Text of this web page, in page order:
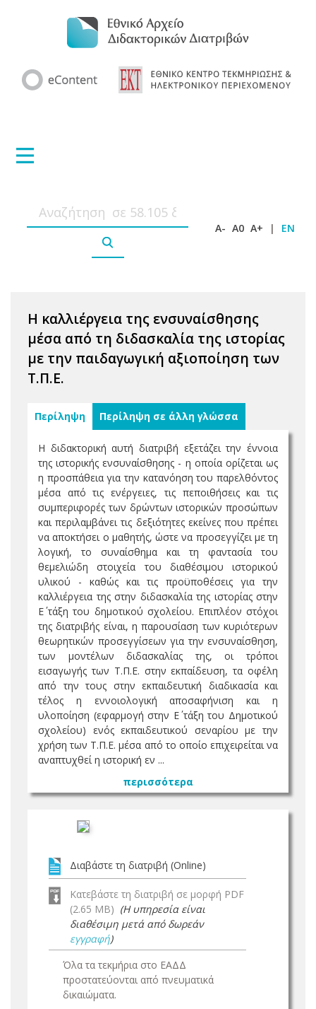
A- A0 A+ | EN
Η καλλιέργεια της ενσυναίσθησης
μέσα από τη διδασκαλία της ιστορίας
με την παιδαγωγική αξιοποίηση των
Τ.Π.Ε.
Περίληψη Περίληψη σε άλλη γλώσσα
Η διδακτορική αυτή διατριβή εξετάζει την έννοια
της ιστορικής ενσυναίσθησης - η οποία ορίζεται ως
η προσπάθεια για την κατανόηση του παρελθόντος
μέσα από τις ενέργειες, τις πεποιθήσεις και τις
συμπεριφορές των δρώντων ιστορικών προσώπων
και περιλαμβάνει τις δεξιότητες εκείνες που πρέπει
να αποκτήσει ο μαθητής, ώστε να προσεγγίζει με τη
λογική, το συναίσθημα και τη φαντασία του
θεμελιώδη στοιχεία του διαθέσιμου ιστορικού
υλικού - καθώς και τις προϋποθέσεις για την
καλλιέργεια της στην διδασκαλία της ιστορίας στην
Ε΄ τάξη του δημοτικού σχολείου. Επιπλέον στόχοι
της διατριβής είναι, η παρουσίαση των κυριότερων
θεωρητικών προσεγγίσεων για την ενσυναίσθηση,
των μοντέλων διδασκαλίας της, οι τρόποι
εισαγωγής των Τ.Π.Ε. στην εκπαίδευση, τα οφέλη
από την τους στην εκπαιδευτική διαδικασία και
τέλος η εννοιολογική αποσαφήνιση και η
υλοποίηση (εφαρμογή στην Ε΄ τάξη του Δημοτικού
σχολείου) ενός εκπαιδευτικού σεναρίου με την
χρήση των Τ.Π.Ε. μέσα από το οποίο επιχειρείται να
αναπτυχθεί η ιστορική εν ...
περισσότερα
Διαβάστε τη διατριβή (Online)
Κατεβάστε τη διατριβή σε μορφή PDF
(2.65 MB) (Η υπηρεσία είναι
διαθέσιμη μετά από δωρεάν
εγγραφή)
Όλα τα τεκμήρια στο ΕΑΔΔ
προστατεύονται από πνευματικά
δικαιώματα.